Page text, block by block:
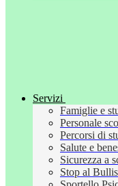
Servizi
Famiglie e
Personale
Percorsi di
Salute e
Sicurezza a
Stop al